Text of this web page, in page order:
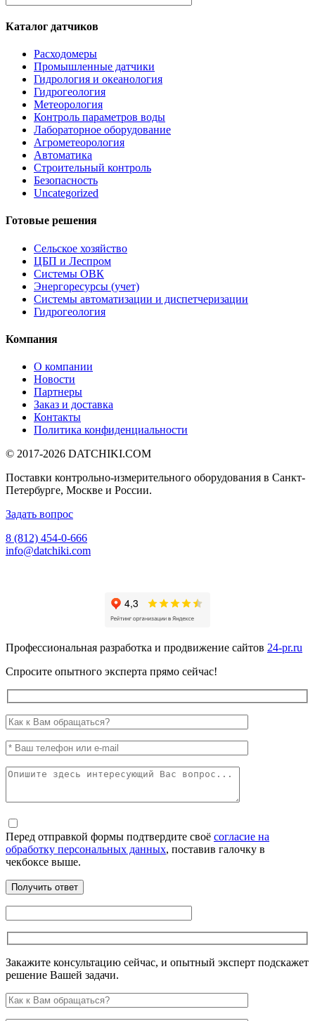
Каталог датчиков
Расходомеры
Промышленные датчики
Гидрология и океанология
Гидрогеология
Метеорология
Контроль параметров воды
Лабораторное оборудование
Агрометеорология
Автоматика
Строительный контроль
Безопасность
Uncategorized
Готовые решения
Сельское хозяйство
ЦБП и Леспром
Системы ОВК
Энергоресурсы (учет)
Системы автоматизации и диспетчеризации
Гидрогеология
Компания
О компании
Новости
Партнеры
Заказ и доставка
Контакты
Политика конфиденциальности
© 2017-2026 DATCHIKI.COM
Поставки контрольно-измерительного оборудования в Санкт-
Петербурге, Москве и России.
Задать вопрос
8 (812) 454-0-666
info@datchiki.com
Профессиональная разработка и продвижение сайтов 24-pr.ru
Спросите опытного эксперта прямо сейчас!
Перед отправкой формы подтвердите своё согласие на
обработку персональных данных, поставив галочку в
чекбоксе выше.
Закажите консультацию сейчас, и опытный эксперт подскажет
решение Вашей задачи.